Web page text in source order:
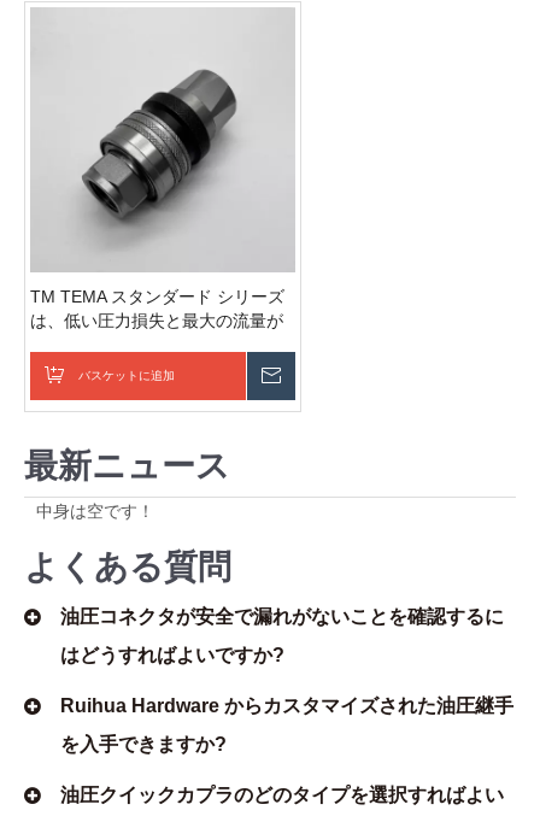
TM TEMA スタンダード シリーズ
は、低い圧力損失と最大の流量が
バスケットに追加
最新ニュース
中身は空です！
よくある質問
油圧コネクタが安全で漏れがないことを確認するに
はどうすればよいですか?
Ruihua Hardware からカスタマイズされた油圧継手
を入手できますか?
油圧クイックカプラのどのタイプを選択すればよい